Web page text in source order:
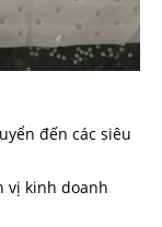
đến các siêu
vị kinh doanh